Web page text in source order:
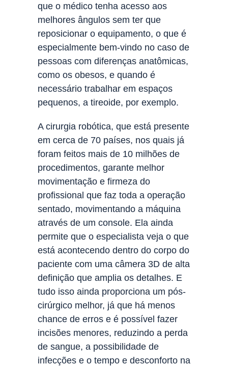
que o médico tenha acesso aos
melhores ângulos sem ter que
reposicionar o equipamento, o que é
especialmente bem-vindo no caso de
pessoas com diferenças anatômicas,
como os obesos, e quando é
necessário trabalhar em espaços
pequenos, a tireoide, por exemplo.
A cirurgia robótica, que está presente
em cerca de 70 países, nos quais já
foram feitos mais de 10 milhões de
procedimentos, garante melhor
movimentação e firmeza do
profissional que faz toda a operação
sentado, movimentando a máquina
através de um console. Ela ainda
permite que o especialista veja o que
está acontecendo dentro do corpo do
paciente com uma câmera 3D de alta
definição que amplia os detalhes. E
tudo isso ainda proporciona um pós-
cirúrgico melhor, já que há menos
chance de erros e é possível fazer
incisões menores, reduzindo a perda
de sangue, a possibilidade de
infecções e o tempo e desconforto na